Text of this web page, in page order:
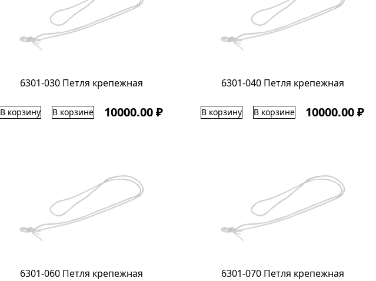
6301-030 Петля крепежная
В корзину В корзине 10000.00 ₽
6301-040 Петля крепежная
В корзину В корзине 10000.00 ₽
6301-060 Петля крепежная 6301-070 Петля крепежная